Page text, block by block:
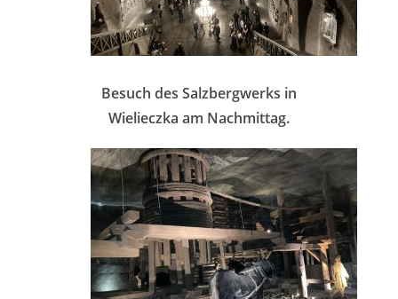
Besuch des Salzbergwerks in
Wielieczka am Nachmittag.